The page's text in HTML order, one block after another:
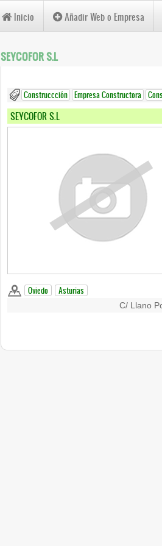
Inicio Añadir Web o Empresa
SEYCOFOR S.L
Construccción Empresa Constructora
SEYCOFOR S.L
Oviedo Asturias
C/ Llano